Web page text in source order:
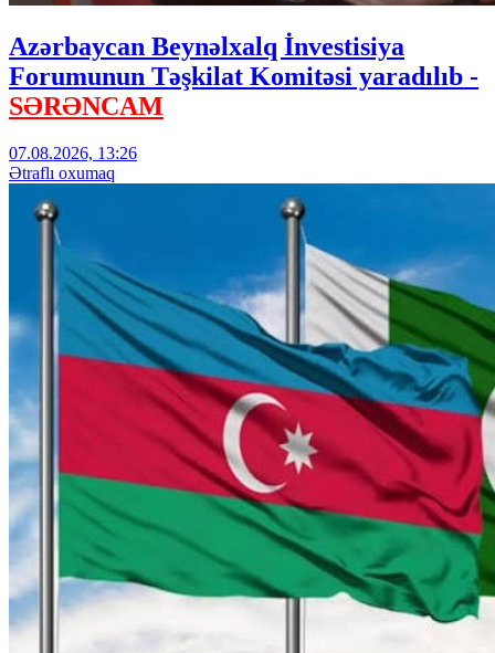
Azərbaycan Beynəlxalq İnvestisiya
Forumunun Təşkilat Komitəsi yaradılıb -
SƏRƏNCAM
07.08.2026, 13:26
Ətraflı oxumaq